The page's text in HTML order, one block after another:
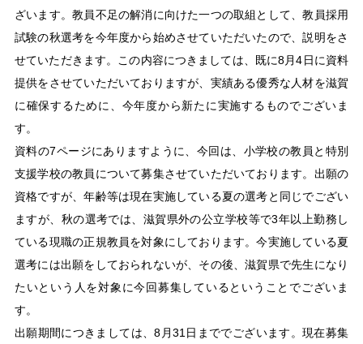
ざいます。教員不足の解消に向けた一つの取組として、教員採用
試験の秋選考を今年度から始めさせていただいたので、説明をさ
せていただきます。この内容につきましては、既に8月4日に資料
提供をさせていただいておりますが、実績ある優秀な人材を滋賀
に確保するために、今年度から新たに実施するものでございま
す。
資料の7ページにありますように、今回は、小学校の教員と特別
支援学校の教員について募集させていただいております。出願の
資格ですが、年齢等は現在実施している夏の選考と同じでござい
ますが、秋の選考では、滋賀県外の公立学校等で3年以上勤務し
ている現職の正規教員を対象にしております。今実施している夏
選考には出願をしておられないが、その後、滋賀県で先生になり
たいという人を対象に今回募集しているということでございま
す。
出願期間につきましては、8月31日まででございます。現在募集